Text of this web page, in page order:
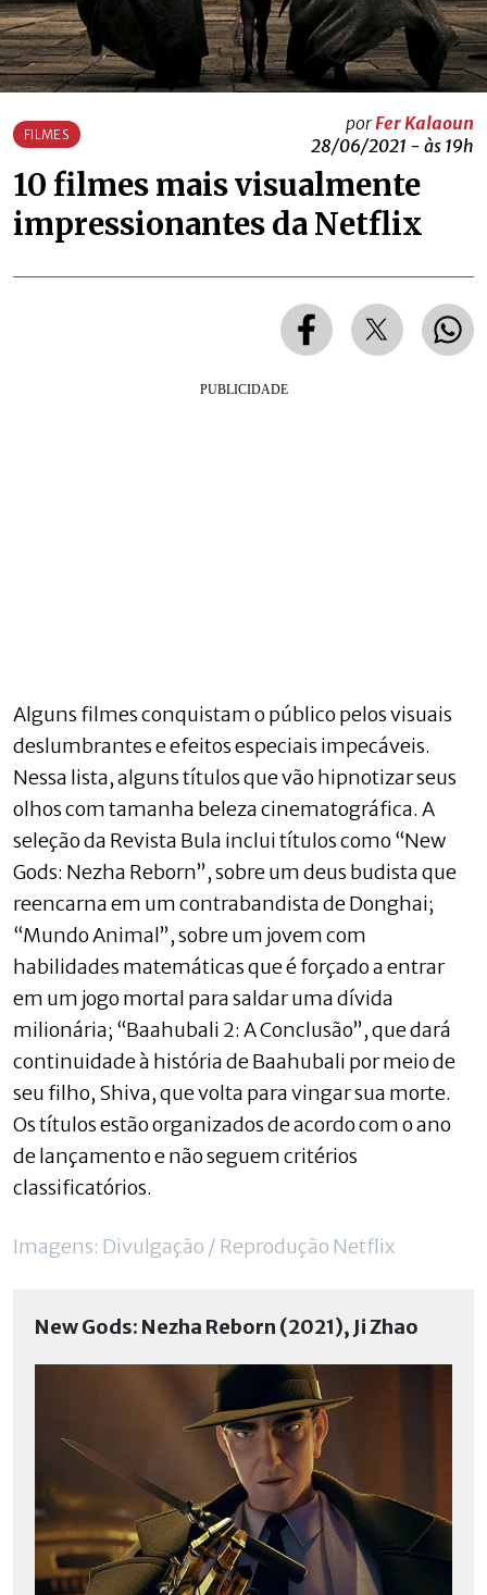
FILMES
porFer Kalaoun
28/06/2021 - às 19h
10 filmes mais visualmente
impressionantes da Netflix
Alguns filmes conquistam o público pelos visuais
deslumbrantes e efeitos especiais impecáveis.
Nessa lista, alguns títulos que vão hipnotizar seus
olhos com tamanha beleza cinematográfica. A
seleção da Revista Bula inclui títulos como “New
Gods: Nezha Reborn”, sobre um deus budista que
reencarna em um contrabandista de Donghai;
“Mundo Animal”, sobre um jovem com
habilidades matemáticas que é forçado a entrar
em um jogo mortal para saldar uma dívida
milionária; “Baahubali 2: A Conclusão”, que dará
continuidade à história de Baahubali por meio de
seu filho, Shiva, que volta para vingar sua morte.
Os títulos estão organizados de acordo com o ano
de lançamento e não seguem critérios
classificatórios.
Imagens: Divulgação / Reprodução Netflix
New Gods: Nezha Reborn (2021), Ji Zhao